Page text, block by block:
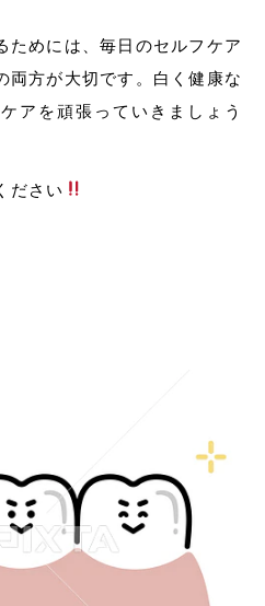
ためには、毎日のセルフケア
両方が大切です。白く健康な
アを頑張っていきましょう
ださい